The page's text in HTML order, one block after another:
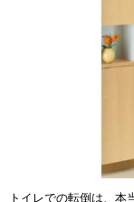
トイレでの転倒は、本